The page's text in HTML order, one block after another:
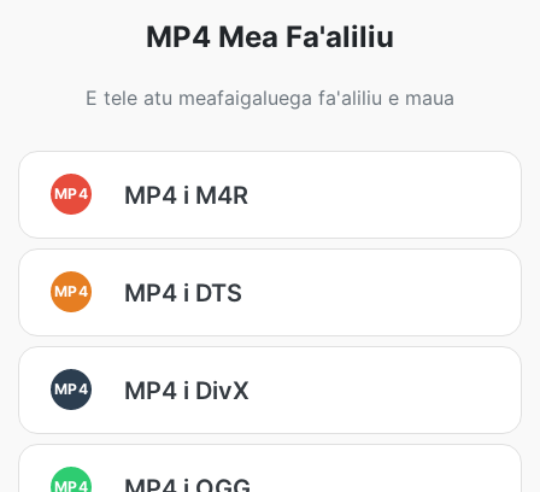
MP4 Mea Fa'aliliu
E tele atu meafaigaluega fa'aliliu e maua
MP4 MP4 i M4R
MP4 MP4 i DTS
MP4 MP4 i DivX
MP4